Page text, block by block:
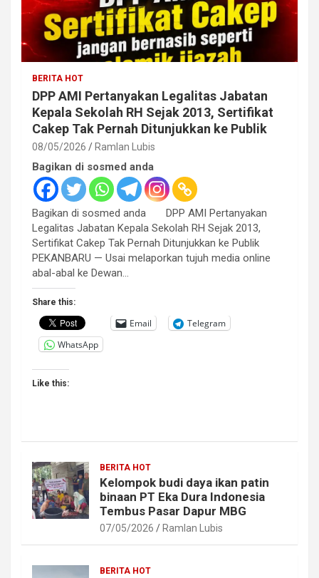
BERITA HOT
DPP AMI Pertanyakan Legalitas Jabatan
Kepala Sekolah RH Sejak 2013, Sertifikat
Cakep Tak Pernah Ditunjukkan ke Publik
08/05/2026 Ramlan Lubis
Bagikan di sosmed anda
Bagikan di sosmed anda DPP AMI Pertanyakan
Legalitas Jabatan Kepala Sekolah RH Sejak 2013,
Sertifikat Cakep Tak Pernah Ditunjukkan ke Publik
PEKANBARU — Usai melaporkan tujuh media online
abal-abal ke Dewan…
Share this:
Email
Telegram
WhatsApp
Like this:
BERITA HOT
Kelompok budi daya ikan patin
binaan PT Eka Dura Indonesia
Tembus Pasar Dapur MBG
07/05/2026 Ramlan Lubis
BERITA HOT